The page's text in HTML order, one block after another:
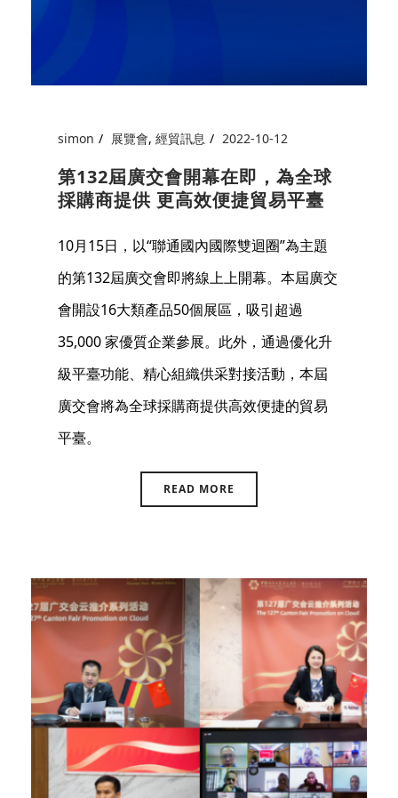
simon 展覽會, 經貿訊息 2022-10-12
第132屆廣交會開幕在即，為全球
採購商提供 更高效便捷貿易平臺
10月15日，以“聯通國內國際雙迴圈”為主題
的第132屆廣交會即將線上上開幕。本屆廣交
會開設16大類產品50個展區，吸引超過
35,000 家優質企業參展。此外，通過優化升
級平臺功能、精心組織供采對接活動，本屆
廣交會將為全球採購商提供高效便捷的貿易
平臺。
READ MORE